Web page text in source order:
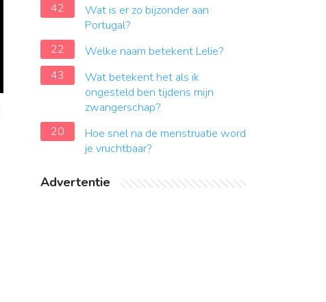
42
Wat is er zo bijzonder aan
Portugal?
22
Welke naam betekent Lelie?
43
Wat betekent het als ik
ongesteld ben tijdens mijn
zwangerschap?
20
Hoe snel na de menstruatie word
je vruchtbaar?
Advertentie